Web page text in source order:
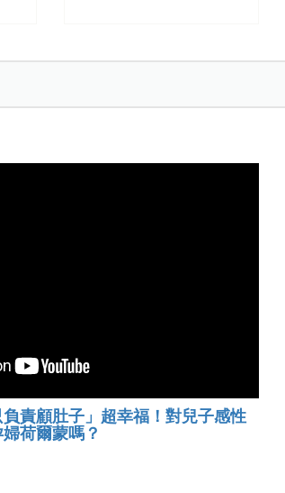
責顧肚子」超幸福！對兒子感性
荷爾蒙嗎？